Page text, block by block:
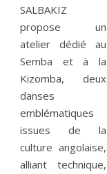
SALBAKIZ
propose un
atelier dédié au
Semba et à la
Kizomba, deux
danses
emblématiques
issues de la
culture angolaise,
alliant technique,